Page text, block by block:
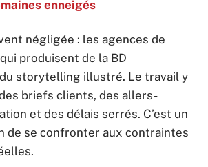
enneigés
négligée : les agences de
produisent de la BD
storytelling illustré. Le travail y
briefs clients, des allers-
et des délais serrés. C’est un
de se confronter aux contraintes